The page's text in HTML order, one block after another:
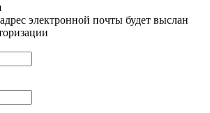
электронной почты будет выслан